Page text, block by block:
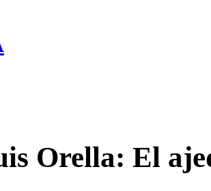
Orella: El